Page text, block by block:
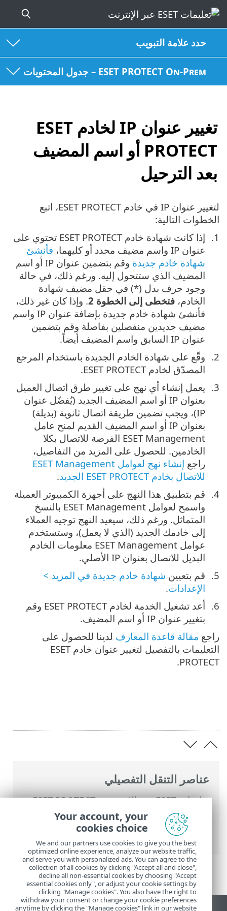
حدد علامة التبويب
ESET PROTECT On-Prem – جدول المحتويات
تغيير عنوان IP لخادم ESET
PROTECT أو اسم المضيف
بعد الترحيل
عناصر التنقل التفصيلي
تعليمات ESET عبر الإنترنت >
ESET PROTECT
On-Prem
الترحيل وإعادة التثبيت> تغيير
عنوان IP لخادم ESET PROTECT أو اسم
المضيف بعد الترحيل
لتغيير عنوان IP في خادم ESET PROTECT، اتبع
الخطوات التالية:
إذا كانت شهادة خادم ‎ESET PROTECT تحتوي على
عنوان IP واسم مضيف محدد أو كليهما،
فأنشئ
شهادة خادم جديدة
وقم بتضمين عنوان IP أو اسم
المضيف الذي ستتحول إليه. ورغم ذلك، في حالة
وجود حرف بدل (*) في حقل مضيف شهادة
الخادم، ‎ فتخطى إلى الخطوة 2
. وإذا كان غير ذلك،
فأنشئ شهادة خادم جديدة بإضافة عنوان IP واسم
مضيف جديدين منفصلين بفاصلة وقم بتضمين
عنوان IP السابق واسم المضيف أيضاً.
وقّع على شهادة الخادم الجديدة باستخدام المرجع
المصدّق لخادم ‎ESET PROTECT.
يعمل إنشاء أي نهج على تغيير طرق اتصال العميل
بعنوان IP أو اسم المضيف الجديد (يُفضّل عنوان
IP)، ويجب تضمين طريقة اتصال ثانوية (بديلة)
بعنوان IP أو اسم المضيف القديم لمنح عامل
ESET Management الفرصة للاتصال بكلا
الخادمين. للحصول على المزيد من التفاصيل،
راجع ‎
إنشاء نهج لعوامل ESET Management
للاتصال بخادم ESET PROTECT الجديد
.
قم بتطبيق هذا النهج على أجهزة الكمبيوتر العميلة
واسمح لعوامل ‎ESET Management بالنسخ
المتماثل. ورغم ذلك، سيعيد النهج توجيه العملاء
إلى خادمك الجديد (الذي لا يعمل)، وستستخدم
عوامل ‎ESET Management معلومات الخادم
البديل للاتصال بعنوان IP الأصلي.
قم بتعيين شهادة خادم جديدة في المزيد >
الإعدادات.
أعد تشغيل الخدمة لخادم ‎ESET PROTECT وقم
بتغيير عنوان IP أو اسم المضيف.
راجع ‎ مقالة قاعدة المعارف لدينا للحصول على
التعليمات بالتفصيل لتغيير عنوان خادم ESET
PROTECT.
Your account, your
cookies choice
We and our partners use cookies to give you the best
optimized online experience, analyze our website traffic,
and serve you with personalized ads. You can agree to the
collection of all cookies by clicking "Accept all and close",
decline all non-essential cookies by choosing "Accept
essential cookies only", or adjust your cookie settings by
clicking "Manage cookies". You also have the right to
withdraw your consent or change your cookie preferences
anytime by clicking the "Manage cookies" link in our website